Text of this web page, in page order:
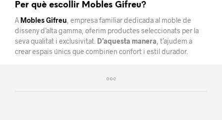
Per què escollir Mobles Gifreu?
A Mobles Gifreu , empresa familiar dedicada al moble de
disseny d’alta gamma, oferim productes seleccionats per la
seva qualitat i exclusivitat. D’aquesta manera , t’ajudem a
crear espais únics que combinen confort i estil durador.